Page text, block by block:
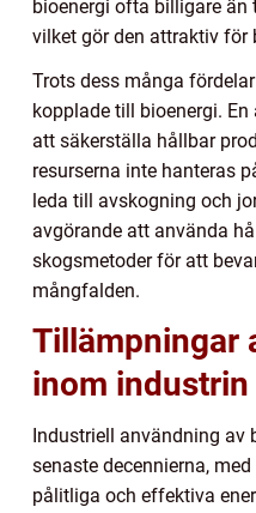
bioenergi ofta billigare än
vilket gör den attraktiv för
Trots dess många
kopplade till bioenergi.
att säkerställa hållbar
resurserna inte hanteras
leda till avskogning och
avgörande att använda
skogsmetoder för att
mångfalden.
Tillämpningar
inom industrin
Industriell användning av
senaste decennierna,
pålitliga och effektiva